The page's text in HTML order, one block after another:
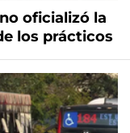
oficializó la
los prácticos